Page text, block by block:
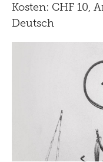
Kosten: CHF 10,
Deutsch